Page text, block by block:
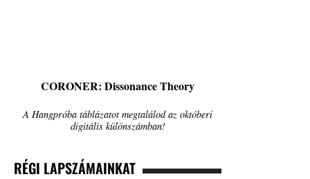
CORONER: Dissonance Theory
A Hangpróba táblázatot megtalálod az októberi
digitális különszámban!
RÉGI LAPSZÁMAINKAT